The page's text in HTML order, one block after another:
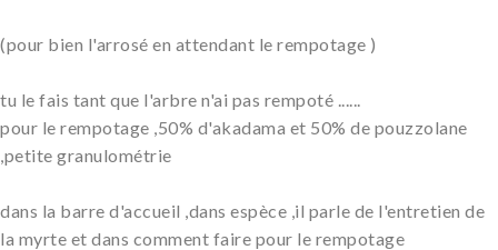
(pour bien l'arrosé en attendant le rempotage )
tu le fais tant que l'arbre n'ai pas rempoté ......
pour le rempotage ,50% d'akadama et 50% de pouzzolane
,petite granulométrie
dans la barre d'accueil ,dans espèce ,il parle de l'entretien de
la myrte et dans comment faire pour le rempotage